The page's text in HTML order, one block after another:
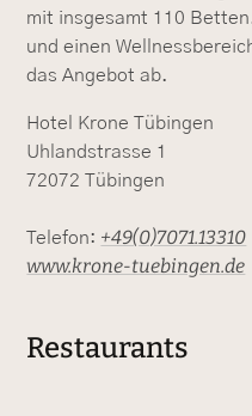
mit insgesamt 110
und einen
das Angebot ab.
Hotel Krone Tübingen
Uhlandstrasse 1
72072 Tübingen
Telefon: +49(0)7071.13310
www.krone-tuebingen.de
Restaurants